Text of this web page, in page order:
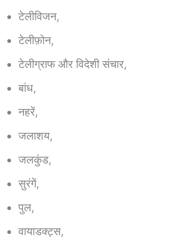
टेलीविजन,
टेलीफ़ोन,
टेलीग्राफ और विदेशी संचार,
बांध,
नहरें,
जलाशय,
जलकुंड,
सुरंगें,
पुल,
वायाडक्ट्स,